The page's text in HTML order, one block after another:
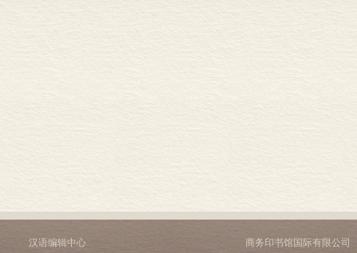
汉语编辑中心 商务印书馆国际有限公司